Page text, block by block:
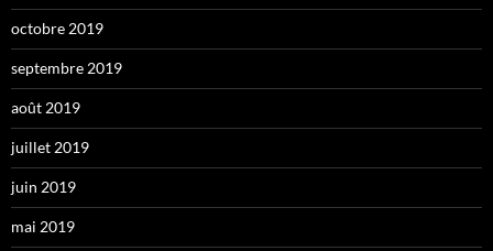
octobre 2019
septembre 2019
août 2019
juillet 2019
juin 2019
mai 2019